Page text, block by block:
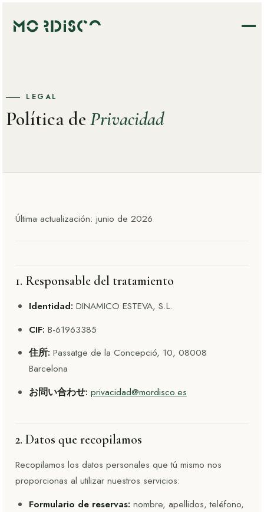
LEGAL
Política dePrivacidad
Última actualización: junio de 2026
1. Responsable del tratamiento
Identidad: DINAMICO ESTEVA, S.L.
CIF: B-61963385
住所: Passatge de la Concepció, 10, 08008
Barcelona
お問い合わせ: privacidad@mordisco.es
2. Datos que recopilamos
Recopilamos los datos personales que tú mismo nos
proporcionas al utilizar nuestros servicios:
Formulario de reservas: nombre, apellidos, teléfono,